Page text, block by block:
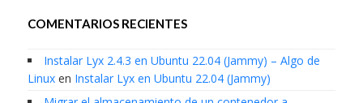
COMENTARIOS RECIENTES
Instalar Lyx 2.4.3 en Ubuntu 22.04 (Jammy) – Algo de
Linuxen Instalar Lyx en Ubuntu 22.04 (Jammy)